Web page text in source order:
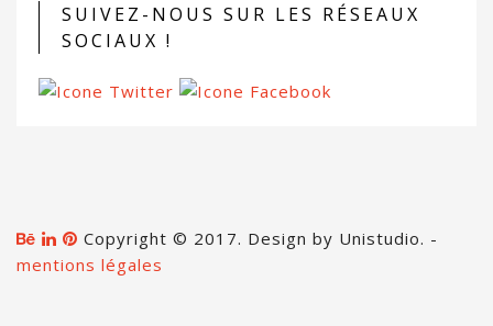
SUIVEZ-NOUS SUR LES RÉSEAUX
SOCIAUX !
Copyright © 2017. Design by Unistudio. -
mentions légales